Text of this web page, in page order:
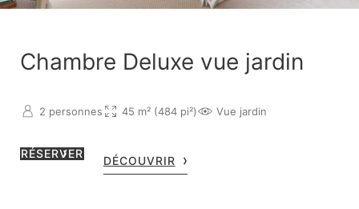
Chambre Deluxe vue jardin
2 personnes 45 m² (484 pi²) Vue jardin
RÉSERVER
DÉCOUVRIR